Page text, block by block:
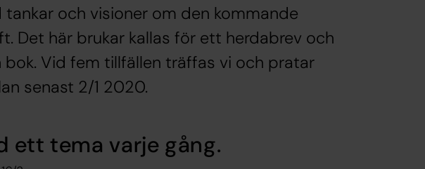
och visioner om den kommande
Det här brukar kallas för ett herdabrev och
Vid fem tillfällen träffas vi och pratar
senast 2/1 2020.
ett tema varje gång.